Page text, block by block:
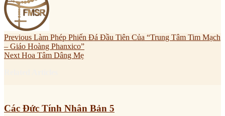
Previous Làm Phép Phiến Đá Đầu Tiên Của “Trung Tâm Tim Mạch
– Giáo Hoàng Phanxico”
Next Hoa Tâm Dâng Mẹ
Các Đức Tính Nhân Bản 5